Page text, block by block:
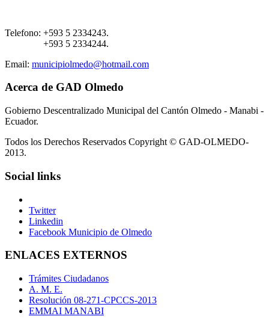
Telefono: +593 5 2334243.
+593 5 2334244.
Email: municipiolmedo@hotmail.com
Acerca de GAD Olmedo
Gobierno Descentralizado Municipal del Cantón Olmedo - Manabi -
Ecuador.
Todos los Derechos Reservados Copyright © GAD-OLMEDO-
2013.
Social links
Twitter
Linkedin
Facebook Municipio de Olmedo
ENLACES EXTERNOS
Trámites Ciudadanos
A. M. E.
Resolución 08-271-CPCCS-2013
EMMAI MANABI